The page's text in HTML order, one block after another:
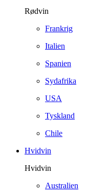
Rødvin
Frankrig
Italien
Spanien
Sydafrika
USA
Tyskland
Chile
Hvidvin
Hvidvin
Australien